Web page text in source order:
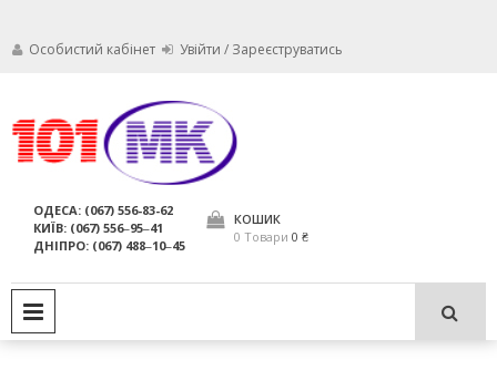
Особистий кабінет Увійти / Зареєструватись
компанія МАРКО
використання за призначенням.
ОДЕСА: (067) 556-83-62
КИЇВ: (067) 556‒95‒41
ДНІПРО: (067) 488‒10‒45
КОШИК
0 Товари 0 ₴